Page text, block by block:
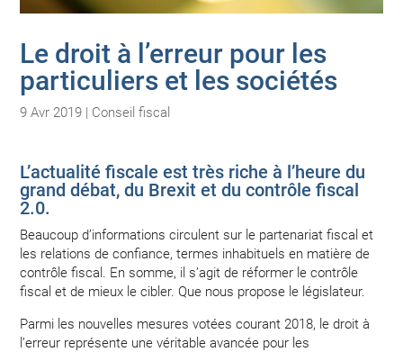
Le droit à l’erreur pour les
particuliers et les sociétés
9 Avr 2019 | Conseil fiscal
L’actualité fiscale est très riche à l’heure du
grand débat, du Brexit et du contrôle fiscal
2.0.
Beaucoup d’informations circulent sur le partenariat fiscal et
les relations de confiance, termes inhabituels en matière de
contrôle fiscal. En somme, il s’agit de réformer le contrôle
fiscal et de mieux le cibler. Que nous propose le législateur.
Parmi les nouvelles mesures votées courant 2018, le droit à
l’erreur représente une véritable avancée pour les